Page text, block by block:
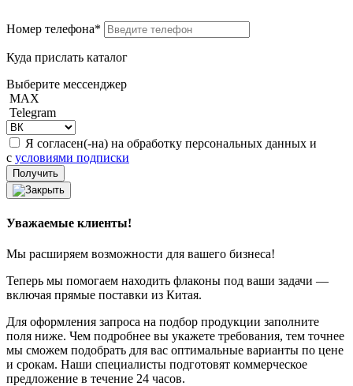
Номер телефона*
Куда прислать каталог
Выберите мессенджер
MAX
Telegram
Я согласен(-на) на обработку персональных данных и
с условиями подписки
Уважаемые клиенты!
Мы расширяем возможности для вашего бизнеса!
Теперь мы помогаем находить флаконы под ваши задачи —
включая прямые поставки из Китая.
Для оформления запроса на подбор продукции заполните
поля ниже. Чем подробнее вы укажете требования, тем точнее
мы сможем подобрать для вас оптимальные варианты по цене
и срокам. Наши специалисты подготовят коммерческое
предложение в течение 24 часов.